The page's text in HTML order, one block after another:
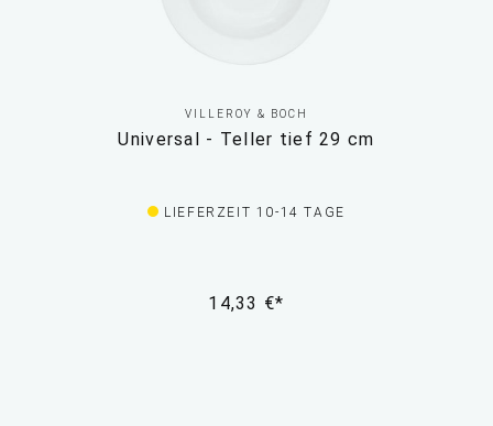
VILLEROY & BOCH
Universal - Teller tief 29 cm
LIEFERZEIT 10-14 TAGE
14,33 €*